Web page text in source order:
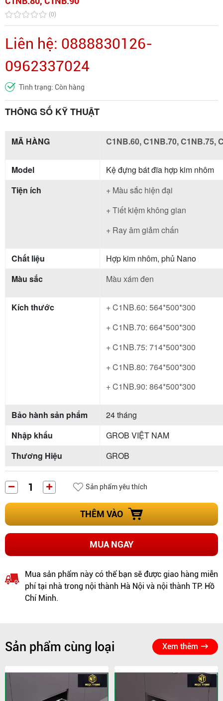
(0)
Liên hệ: 0888830126-
0962337024
Tình trạng: Còn hàng
THÔNG SỐ KỸ THUẬT
MÃ HÀNG C1NB.60, C1NB.70, C1NB.75,
Model
Kệ đựng bát đĩa hợp kim nhôm
Tiện ích
+ Màu sắc hiện đại
+ Tiết kiệm không gian
+ Ray âm giảm chấn
Chất liệu
Hợp kim nhôm, phủ Nano
Màu sắc
Màu xám đen
Kích thước
+ C1NB.60: 564*500*300
+ C1NB.70: 664*500*300
+ C1NB.75: 714*500*300
+ C1NB.80: 764*500*300
+ C1NB.90: 864*500*300
Bảo hành sản phẩm
24 tháng
Nhập khẩu
GROB VIỆT NAM
Thương Hiệu
GROB
Sản phẩm yêu thích
THÊM VÀO
MUA NGAY
Mua sản phẩm này có thể bạn sẽ được giao hàng miễn
phí tại nhà trong nội thành Hà Nội và nội thành TP. Hồ
Chí Minh.
Sản phẩm cùng loại Xem thêm